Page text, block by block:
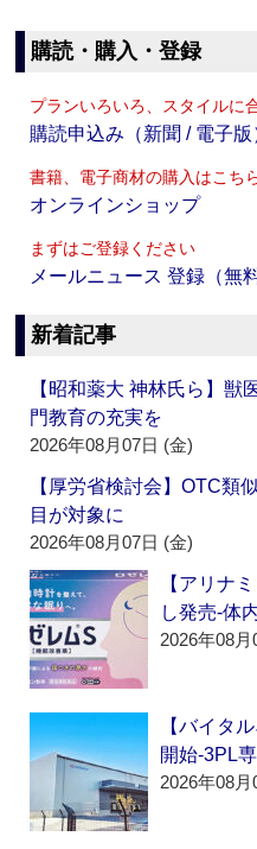
購読・購入・登録
プランいろいろ、スタイルに
購読申込み（新聞 / 電子版
書籍、電子商材の購入はこち
オンラインショップ
まずはご登録ください
メールニュース 登録（無料
新着記事
【昭和薬大 神林氏ら】獣
門教育の充実を
2026年08月07日 (金)
【厚労省検討会】OTC類
目が対象に
2026年08月07日 (金)
【アリナ
し発売‐体
2026年08
【バイタ
開始‐3PL
2026年08